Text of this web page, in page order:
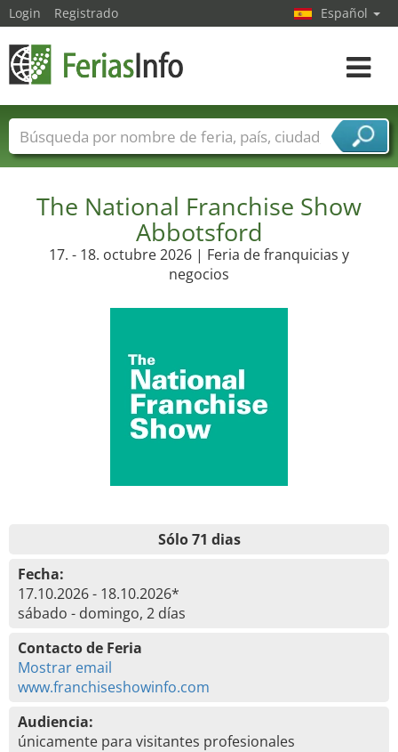
The National Franchise Show
Abbotsford
17. - 18. octubre 2026 | Feria de franquicias y
negocios
Sólo 71 dias
Fecha:
17.10.2026 - 18.10.2026*
sábado - domingo, 2 días
Contacto de Feria
Mostrar email
www.franchiseshowinfo.com
Audiencia:
únicamente para visitantes profesionales
Login Registrado Español
toggle
Nombres de ferias Países
Ciudades
Sectores de proveedor de servicios